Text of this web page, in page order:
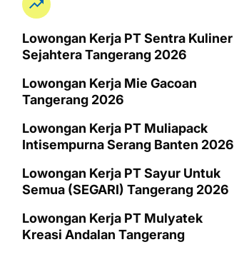
Lowongan Kerja PT Sentra Kuliner
Sejahtera Tangerang 2026
Lowongan Kerja Mie Gacoan
Tangerang 2026
Lowongan Kerja PT Muliapack
Intisempurna Serang Banten 2026
Lowongan Kerja PT Sayur Untuk
Semua (SEGARI) Tangerang 2026
Lowongan Kerja PT Mulyatek
Kreasi Andalan Tangerang